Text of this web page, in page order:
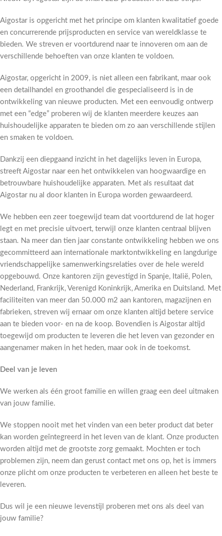
Aigostar is opgericht met het principe om klanten kwalitatief goede
en concurrerende prijsproducten en service van wereldklasse te
bieden. We streven er voortdurend naar te innoveren om aan de
verschillende behoeften van onze klanten te voldoen.
Aigostar, opgericht in 2009, is niet alleen een fabrikant, maar ook
een detailhandel en groothandel die gespecialiseerd is in de
ontwikkeling van nieuwe producten. Met een eenvoudig ontwerp
met een “edge” proberen wij de klanten meerdere keuzes aan
huishoudelijke apparaten te bieden om zo aan verschillende stijlen
en smaken te voldoen.
Dankzij een diepgaand inzicht in het dagelijks leven in Europa,
streeft Aigostar naar een het ontwikkelen van hoogwaardige en
betrouwbare huishoudelijke apparaten. Met als resultaat dat
Aigostar nu al door klanten in Europa worden gewaardeerd.
We hebben een zeer toegewijd team dat voortdurend de lat hoger
legt en met precisie uitvoert, terwijl onze klanten centraal blijven
staan. Na meer dan tien jaar constante ontwikkeling hebben we ons
gecommitteerd aan internationale marktontwikkeling en langdurige
vriendschappelijke samenwerkingsrelaties over de hele wereld
opgebouwd. Onze kantoren zijn gevestigd in Spanje, Italië, Polen,
Nederland, Frankrijk, Verenigd Koninkrijk, Amerika en Duitsland. Met
faciliteiten van meer dan 50.000 m2 aan kantoren, magazijnen en
fabrieken, streven wij ernaar om onze klanten altijd betere service
aan te bieden voor- en na de koop. Bovendien is Aigostar altijd
toegewijd om producten te leveren die het leven van gezonder en
aangenamer maken in het heden, maar ook in de toekomst.
Deel van je leven
We werken als één groot familie en willen graag een deel uitmaken
van jouw familie.
We stoppen nooit met het vinden van een beter product dat beter
kan worden geïntegreerd in het leven van de klant. Onze producten
worden altijd met de grootste zorg gemaakt. Mochten er toch
problemen zijn, neem dan gerust contact met ons op, het is immers
onze plicht om onze producten te verbeteren en alleen het beste te
leveren.
Dus wil je een nieuwe levenstijl proberen met ons als deel van
jouw familie?